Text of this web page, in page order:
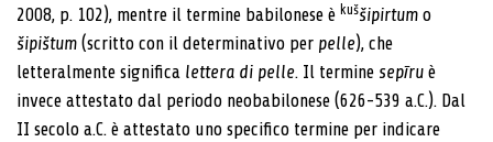
2008, p. 102), mentre il termine babilonese è kuššipirtum o
šipištum (scritto con il determinativo per pelle), che
letteralmente significa lettera di pelle. Il termine sepīru è
invece attestato dal periodo neobabilonese (626-539 a.C.). Dal
II secolo a.C. è attestato uno specifico termine per indicare